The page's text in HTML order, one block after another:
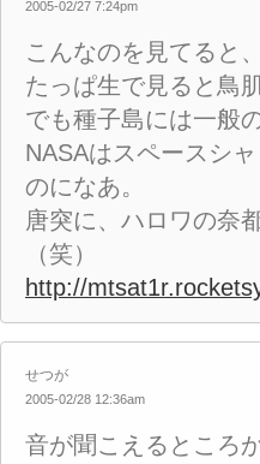
2005-02/27 7:24pm
こんなのを見てると
たっぱ生で見ると鳥
でも種子島には一般
NASAはスペースシ
のになあ。
唐突に、ハロワの奈
（笑）
http://
せつが
2005-02/28 12:36am
音が聞こえるところ